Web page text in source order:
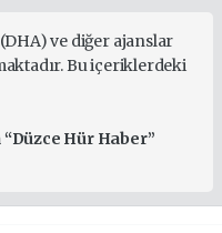
ve diğer ajanslar
Bu içeriklerdeki
Hür Haber”